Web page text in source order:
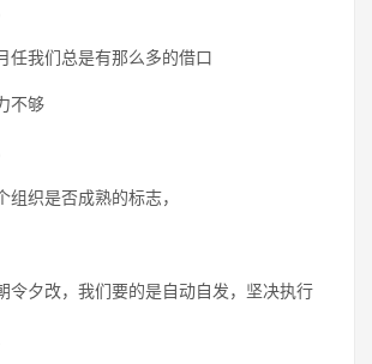
任我们总是有那么多的借口
不够
组织是否成熟的标志，
令夕改，我们要的是自动自发，坚决执行